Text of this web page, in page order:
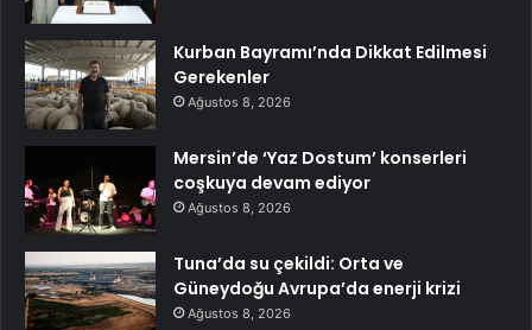
Kurban Bayramı’nda Dikkat Edilmesi
Gerekenler
Ağustos 8, 2026
Mersin’de ‘Yaz Dostum’ konserleri
coşkuya devam ediyor
Ağustos 8, 2026
Tuna’da su çekildi: Orta ve
Güneydoğu Avrupa’da enerji krizi
Ağustos 8, 2026